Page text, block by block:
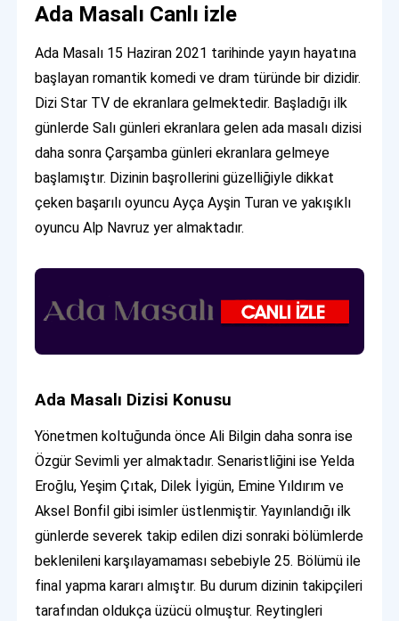
Ada Masalı Canlı izle
Ada Masalı 15 Haziran 2021 tarihinde yayın hayatına
başlayan romantik komedi ve dram türünde bir dizidir.
Dizi Star TV de ekranlara gelmektedir. Başladığı ilk
günlerde Salı günleri ekranlara gelen ada masalı dizisi
daha sonra Çarşamba günleri ekranlara gelmeye
başlamıştır. Dizinin başrollerini güzelliğiyle dikkat
çeken başarılı oyuncu Ayça Ayşin Turan ve yakışıklı
oyuncu Alp Navruz yer almaktadır.
Ada Masalı Dizisi Konusu
Yönetmen koltuğunda önce Ali Bilgin daha sonra ise
Özgür Sevimli yer almaktadır. Senaristliğini ise Yelda
Eroğlu, Yeşim Çıtak, Dilek İyigün, Emine Yıldırım ve
Aksel Bonfil gibi isimler üstlenmiştir. Yayınlandığı ilk
günlerde severek takip edilen dizi sonraki bölümlerde
beklenileni karşılayamaması sebebiyle 25. Bölümü ile
final yapma kararı almıştır. Bu durum dizinin takipçileri
tarafından oldukça üzücü olmuştur. Reytingleri